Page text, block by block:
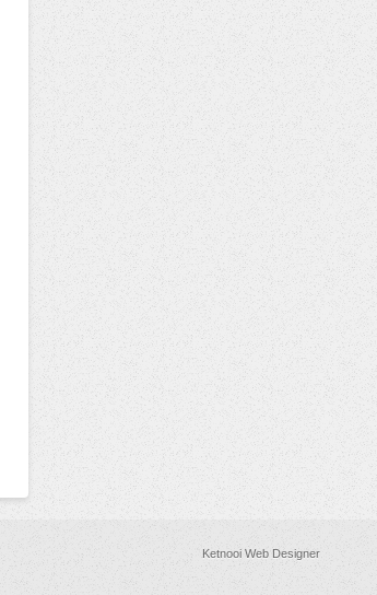
Ketnooi Web Designer